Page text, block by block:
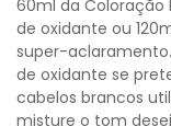
60ml da Coloração
de oxidante ou
super-
de oxidante se
cabelos brancos
misture o tom